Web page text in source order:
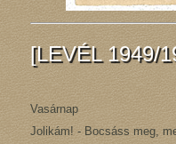
[LEVÉL 1949/
Vasárnap
Jolikám! - Bocsáss meg,